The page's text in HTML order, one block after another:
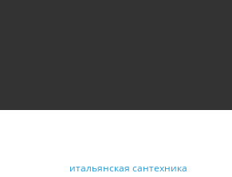
итальянская сантехника